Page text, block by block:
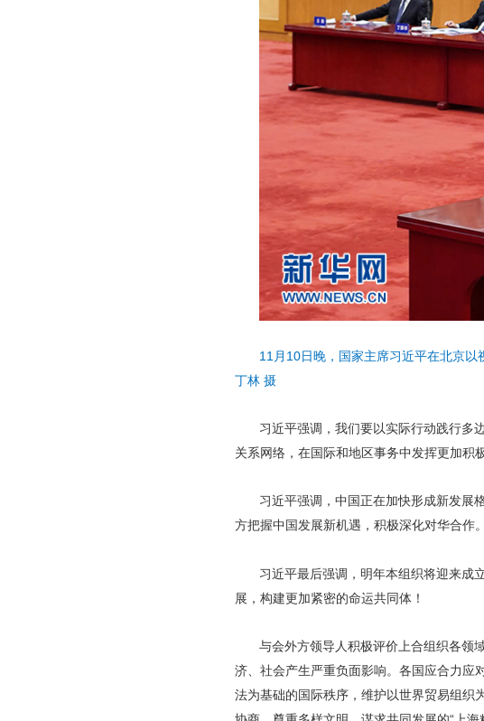
11月10日晚，国家主席习近平在北京
丁林 摄
习近平强调，我们要以实际行动践行多
关系网络，在国际和地区事务中发挥更加积
习近平强调，中国正在加快形成新发展
方把握中国发展新机遇，积极深化对华合作。
习近平最后强调，明年本组织将迎来成
展，构建更加紧密的命运共同体！
与会外方领导人积极评价上合组织各领
济、社会产生严重负面影响。各国应合力应
法为基础的国际秩序，维护以世界贸易组织